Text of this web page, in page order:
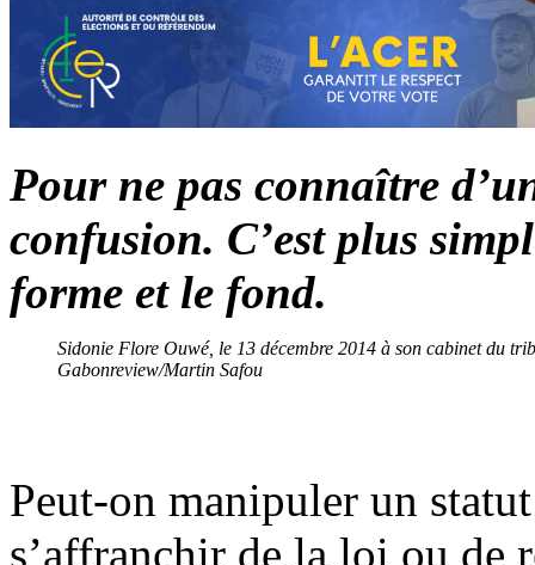
Pour ne pas connaître
confusion. C’est plus
forme et le fond.
Sidonie Flore Ouwé, le 13 décembre 2014 à son cabinet du
Gabonreview/Martin Safou
Peut-on manipuler un
s’affranchir de la loi ou de